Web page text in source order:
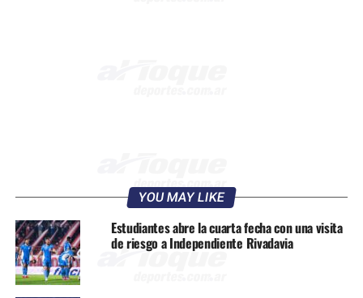
YOU MAY LIKE
Estudiantes abre la cuarta fecha con una visita
de riesgo a Independiente Rivadavia